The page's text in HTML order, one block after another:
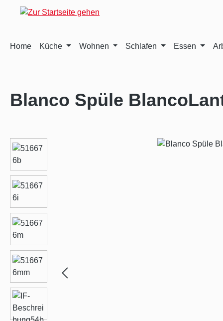
Hauptinhalt springen
Zur Suche springen
Zur Hauptnavigation springen
Home Küche Wohnen Schlafen Essen
Blanco Spüle
Bildergalerie überspringen